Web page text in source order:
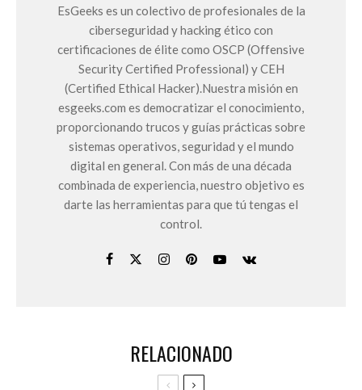
EsGeeks es un colectivo de profesionales de la
ciberseguridad y hacking ético con
certificaciones de élite como OSCP (Offensive
Security Certified Professional) y CEH
(Certified Ethical Hacker).Nuestra misión en
esgeeks.com es democratizar el conocimiento,
proporcionando trucos y guías prácticas sobre
sistemas operativos, seguridad y el mundo
digital en general. Con más de una década
combinada de experiencia, nuestro objetivo es
darte las herramientas para que tú tengas el
control.
RELACIONADO